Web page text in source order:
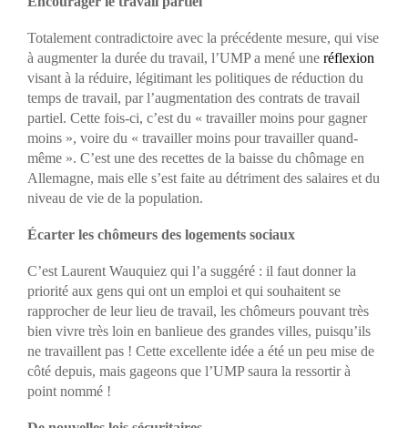
Totalement contradictoire avec la précédente mesure, qui vise
à augmenter la durée du travail, l’UMP a mené une réflexion
visant à la réduire, légitimant les politiques de réduction du
temps de travail, par l’augmentation des contrats de travail
partiel. Cette fois-ci, c’est du « travailler moins pour gagner
moins », voire du « travailler moins pour travailler quand-
même ». C’est une des recettes de la baisse du chômage en
Allemagne, mais elle s’est faite au détriment des salaires et du
niveau de vie de la population.
Écarter les chômeurs des logements sociaux
C’est Laurent Wauquiez qui l’a suggéré : il faut donner la
priorité aux gens qui ont un emploi et qui souhaitent se
rapprocher de leur lieu de travail, les chômeurs pouvant très
bien vivre très loin en banlieue des grandes villes, puisqu’ils
ne travaillent pas ! Cette excellente idée a été un peu mise de
côté depuis, mais gageons que l’UMP saura la ressortir à
point nommé !